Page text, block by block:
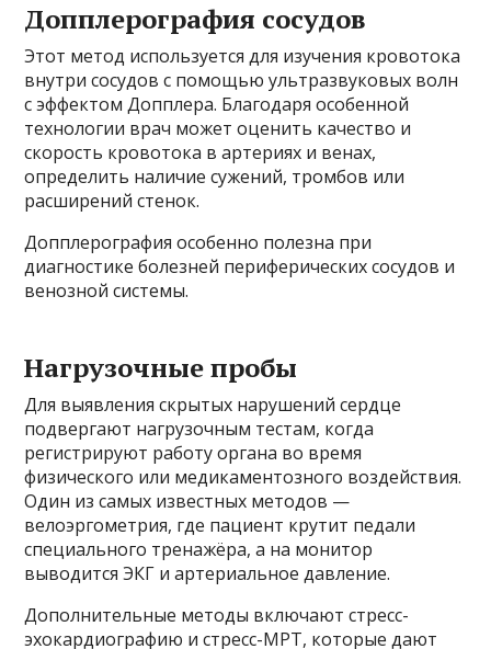
Допплерография сосудов
Этот метод используется для изучения кровотока
внутри сосудов с помощью ультразвуковых волн
с эффектом Допплера. Благодаря особенной
технологии врач может оценить качество и
скорость кровотока в артериях и венах,
определить наличие сужений, тромбов или
расширений стенок.
Допплерография особенно полезна при
диагностике болезней периферических сосудов и
венозной системы.
Нагрузочные пробы
Для выявления скрытых нарушений сердце
подвергают нагрузочным тестам, когда
регистрируют работу органа во время
физического или медикаментозного воздействия.
Один из самых известных методов —
велоэргометрия, где пациент крутит педали
специального тренажёра, а на монитор
выводится ЭКГ и артериальное давление.
Дополнительные методы включают стресс-
эхокардиографию и стресс-МРТ, которые дают